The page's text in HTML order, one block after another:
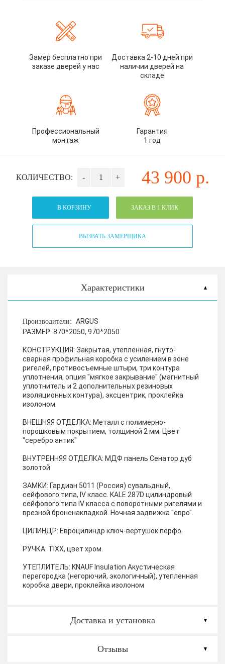
Замер бесплатно при
заказе дверей у нас
Доставка 2-10 дней при
наличии дверей на
складе
Профессиональный
монтаж
Гарантия
1 год
КОЛИЧЕСТВО: - + 43 900 р.
В КОРЗИНУ ЗАКАЗ В 1 КЛИК
ВЫЗВАТЬ ЗАМЕРЩИКА
Характеристики
Производители: ARGUS
РАЗМЕР: 870*2050, 970*2050
КОНСТРУКЦИЯ: Закрытая, утепленная, гнуто-
сварная профильная коробка с усилением в зоне
ригелей, противосъемные штыри, три контура
уплотнения, опция "мягкое закрывание" (магнитный
уплотнитель и 2 дополнительных резиновых
изоляционных контура), эксцентрик, проклейка
изолоном.
ВНЕШНЯЯ ОТДЕЛКА: Металл с полимерно-
порошковым покрытием, толщиной 2 мм. Цвет
"серебро антик"
ВНУТРЕННЯЯ ОТДЕЛКА: МДФ панель Сенатор дуб
золотой
ЗАМКИ: Гардиан 5011 (Россия) сувальдный,
сейфового типа, IV класс. KALE 287D цилиндровый
сейфового типа IV класса с поворотными ригелями и
врезной броненакладкой. Ночная задвижка "евро".
ЦИЛИНДР: Евроцилиндр ключ-вертушок перфо.
РУЧКА: TIXX, цвет хром.
УТЕПЛИТЕЛЬ: KNAUF Insulation Акустическая
перегородка (негорючий, экологичный), утепленная
коробка двери, проклейка изолоном
Доставка и установка
Отзывы